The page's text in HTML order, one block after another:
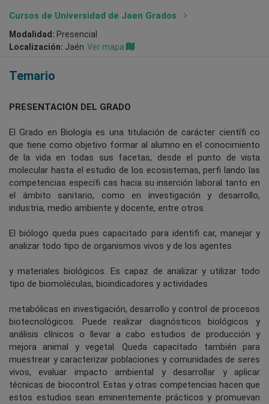
Cursos de Universidad de Jaen Grados
Modalidad: Presencial
Localización: Jaén Ver mapa
Temario
PRESENTACIÓN DEL GRADO
El Grado en Biología es una titulación de carácter científi co
que tiene como objetivo formar al alumno en el conocimiento
de la vida en todas sus facetas, desde el punto de vista
molecular hasta el estudio de los ecosistemas, perfi lando las
competencias específi cas hacia su inserción laboral tanto en
el ámbito sanitario, como en investigación y desarrollo,
industria, medio ambiente y docente, entre otros.
El biólogo queda pues capacitado para identifi car, manejar y
analizar todo tipo de organismos vivos y de los agentes
y materiales biológicos. Es capaz de analizar y utilizar todo
tipo de biomoléculas, bioindicadores y actividades
metabólicas en investigación, desarrollo y control de procesos
biotecnológicos. Puede realizar diagnósticos biológicos y
análisis clínicos o llevar a cabo estudios de producción y
mejora animal y vegetal. Queda capacitado también para
muestrear y caracterizar poblaciones y comunidades de seres
vivos, evaluar impacto ambiental y desarrollar y aplicar
técnicas de biocontrol. Estas y otras competencias hacen que
estos estudios sean eminentemente prácticos y promuevan